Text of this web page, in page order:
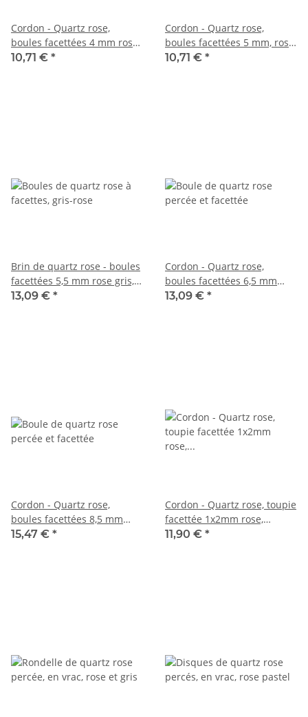
Cordon - Quartz rose,
boules facettées 4 mm rose,
longueur 39 cm /6512
10,71 € *
Cordon - Quartz rose,
boules facettées 5 mm, rose,
longueur 38 cm /1986
10,71 € *
Brin de quartz rose - boules
facettées 5,5 mm rose gris,
longueur 38,5 cm /5716
13,09 € *
Cordon - Quartz rose,
boules facettées 6,5 mm
rose, irisées multicolores,
13,09 € *
Cordon - Quartz rose,
boules facettées 8,5 mm
rose, irisées multicolores,
15,47 € *
Cordon - Quartz rose, toupie
facettée 1x2mm rose,
longueur 39cm /3862
11,90 € *